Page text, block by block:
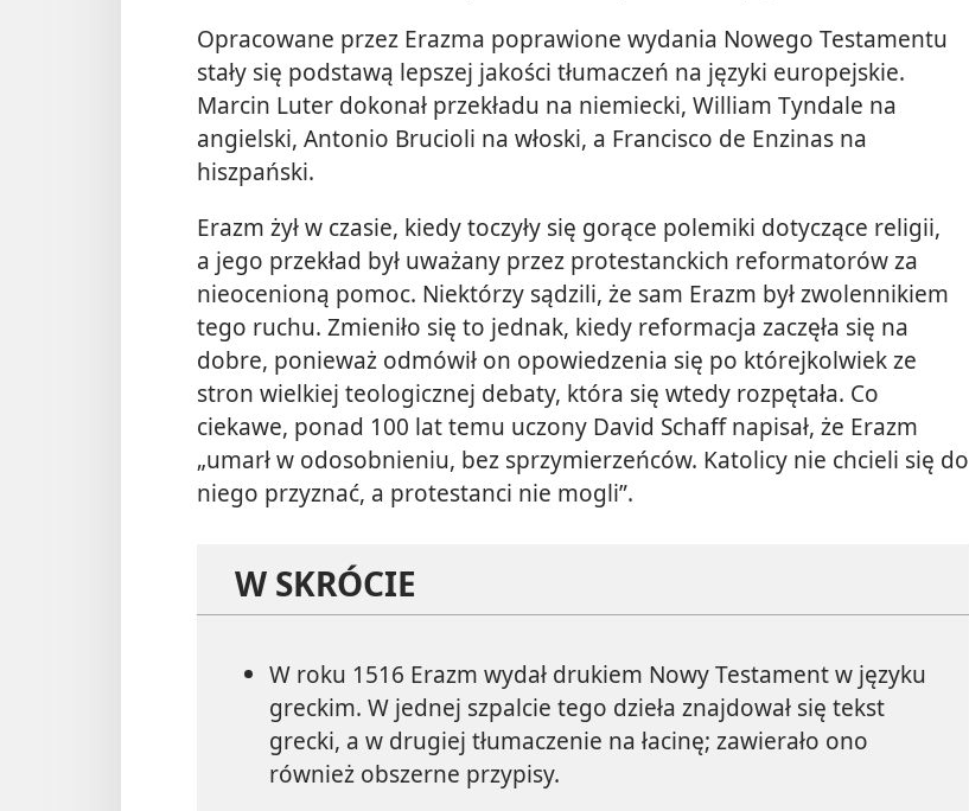
Opracowane przez Erazma poprawione wydania Nowego Testamentu
stały się podstawą lepszej jakości tłumaczeń na języki europejskie.
Marcin Luter dokonał przekładu na niemiecki, William Tyndale na
angielski, Antonio Brucioli na włoski, a Francisco de Enzinas na
hiszpański.
Erazm żył w czasie, kiedy toczyły się gorące polemiki dotyczące religii,
a jego przekład był uważany przez protestanckich reformatorów za
nieocenioną pomoc. Niektórzy sądzili, że sam Erazm był zwolennikiem
tego ruchu. Zmieniło się to jednak, kiedy reformacja zaczęła się na
dobre, ponieważ odmówił on opowiedzenia się po którejkolwiek ze
stron wielkiej teologicznej debaty, która się wtedy rozpętała. Co
ciekawe, ponad 100 lat temu uczony David Schaff napisał, że Erazm
„umarł w odosobnieniu, bez sprzymierzeńców. Katolicy nie chcieli się do
niego przyznać, a protestanci nie mogli”.
W SKRÓCIE
W roku 1516 Erazm wydał drukiem Nowy Testament w języku
greckim. W jednej szpalcie tego dzieła znajdował się tekst
grecki, a w drugiej tłumaczenie na łacinę; zawierało ono
również obszerne przypisy.